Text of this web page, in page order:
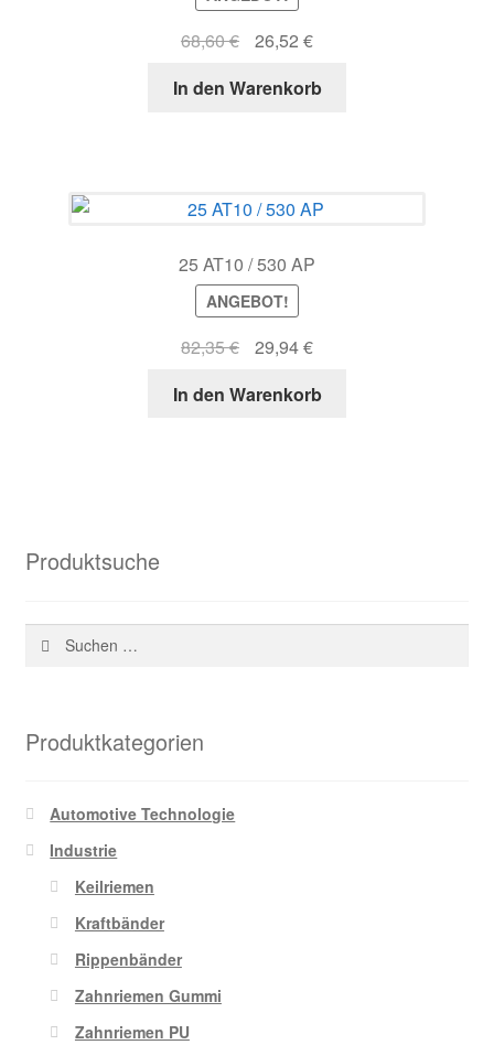
68,60€
Ursprünglicher
war:
26,52 €Aktueller
ist:
In den Warenkorb
25 AT10 / 530 AP
ANGEBOT!
82,35€
Ursprünglicher
war:
29,94€Aktueller
ist:
In den Warenkorb
Produktsuche
Suchen
nach:
Produktkategorien
Automotive Technologie
Industrie
Keilriemen
Kraftbänder
Rippenbänder
Zahnriemen Gummi
Zahnriemen PU